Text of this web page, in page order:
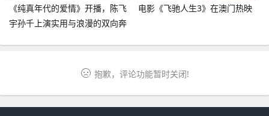
《纯真年代的爱情》开播，陈飞
宇孙千上演实用与浪漫的双向奔
电影《飞驰人生3》在澳门热映
抱歉，评论功能暂时关闭!